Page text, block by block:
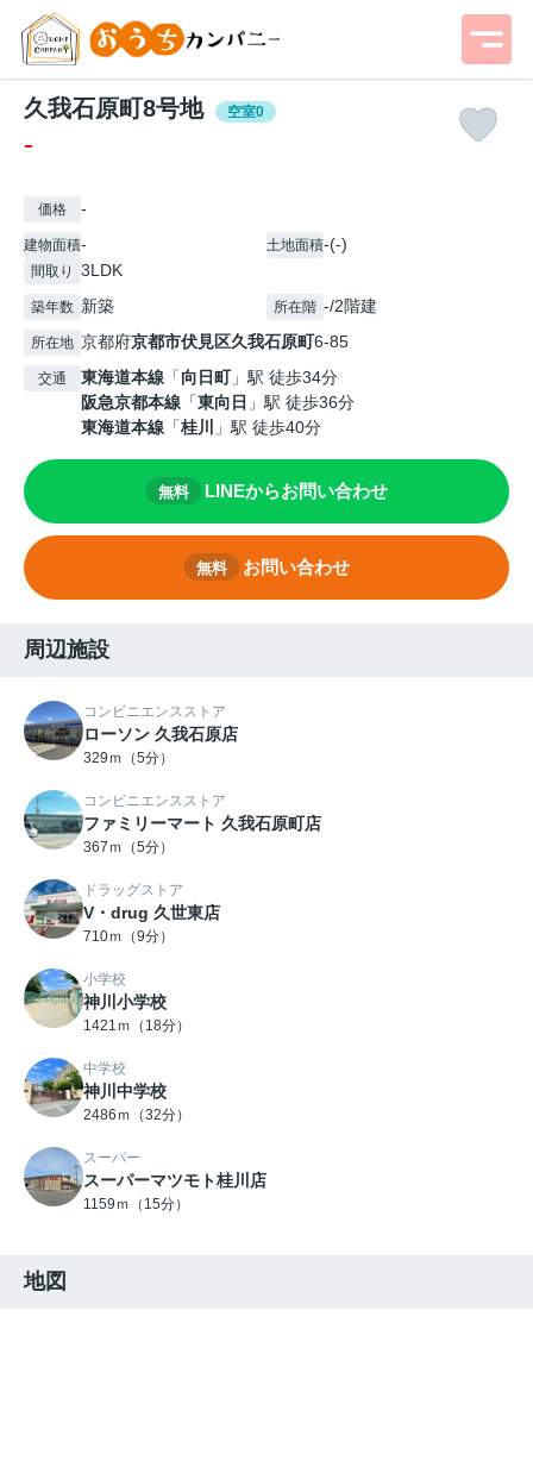
久我石原町8号地 空室0
-
価格 -
建物面積- 土地面積-(-)
間取り 3LDK
築年数 新築 所在階 -/2階建
所在地 京都府京都市伏見区久我石原町6-85
交通 東海道本線 「向日町」駅 徒歩34分
阪急京都本線 「東向日 」駅 徒歩36分
東海道本線 「桂川 」駅 徒歩40分
無料 LINEからお問い合わせ
無料 お問い合わせ
周辺施設
コンビニエンスストア
ローソン 久我石原店
329ｍ（5分）
コンビニエンスストア
ファミリーマート 久我石原町店
367ｍ（5分）
ドラッグストア
V・drug 久世東店
710ｍ（9分）
小学校
神川小学校
1421ｍ（18分）
中学校
神川中学校
2486ｍ（32分）
スーパー
スーパーマツモト桂川店
1159ｍ（15分）
地図